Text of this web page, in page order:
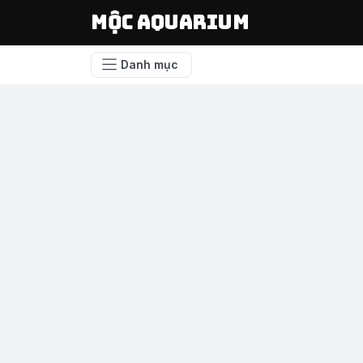
Mộc Aquarium
Danh mục